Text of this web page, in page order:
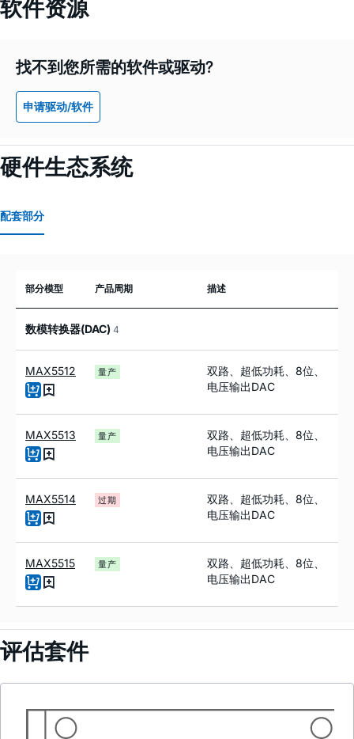
软件资源
找不到您所需的软件或驱动?
申请驱动/软件
硬件生态系统
配套部分
部分模型 产品周期 描述
数模转换器(DAC) 4
MAX5512 量产
双路、超低功耗、8位、
电压输出DAC
MAX5513 量产
双路、超低功耗、8位、
电压输出DAC
MAX5514 过期
双路、超低功耗、8位、
电压输出DAC
MAX5515 量产
双路、超低功耗、8位、
电压输出DAC
评估套件